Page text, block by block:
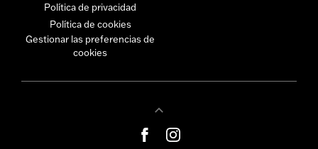
Política de privacidad
Política de cookies
Gestionar las preferencias de
cookies